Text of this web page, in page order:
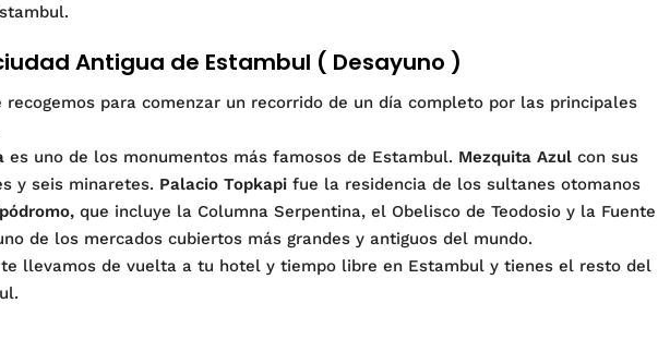
Antigua de Estambul ( Desayuno )
recogemos para comenzar un recorrido de un día completo por las principales
es uno de los monumentos más famosos de Estambul. Mezquita Azul con sus
y seis minaretes. Palacio Topkapi fue la residencia de los sultanes otomanos
que incluye la Columna Serpentina, el Obelisco de Teodosio y la Fuente
de los mercados cubiertos más grandes y antiguos del mundo.
te llevamos de vuelta a tu hotel y tiempo libre en Estambul y tienes el resto del